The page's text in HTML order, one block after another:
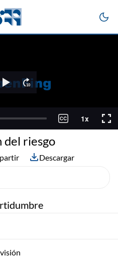
del riesgo
Descargar